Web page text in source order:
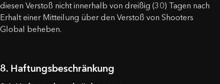
diesen Verstoß nicht innerhalb von dreißig (30) Tagen nach
Erhalt einer Mitteilung über den Verstoß von Shooters
Global beheben.
8. Haftungsbeschränkung
18.44$ 0,00$
Sie die Farbe des Gehäuses im Warenkorb aus.
Nachricht
Hinweis: Land Änderung auf
Haben Sie diese Bedingungen verstanden und
JA, ICH VERSTEHE